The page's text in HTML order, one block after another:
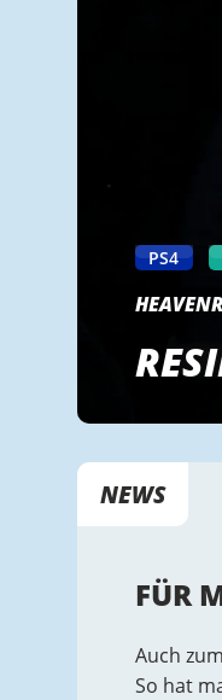
PS4
NEWS
FÜR
Auch
So hat